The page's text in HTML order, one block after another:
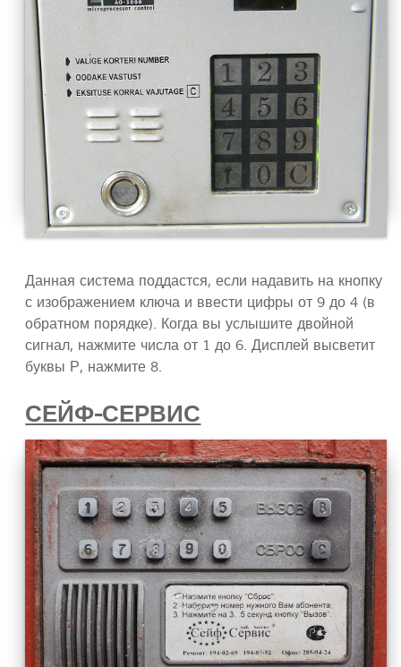
Данная система поддастся, если надавить на кнопку
с изображением ключа и ввести цифры от 9 до 4 (в
обратном порядке). Когда вы услышите двойной
сигнал, нажмите числа от 1 до 6. Дисплей высветит
буквы Р, нажмите 8.
СЕЙФ-СЕРВИС